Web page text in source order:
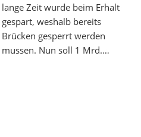
lange Zeit wurde beim Erhalt
gespart, weshalb bereits
Brücken gesperrt werden
mussen. Nun soll 1 Mrd.…